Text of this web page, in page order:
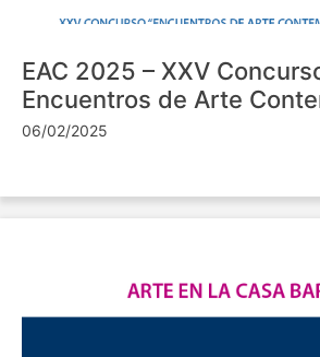
EAC 2025 – XXV
Encuentros de Arte
06/02/2025